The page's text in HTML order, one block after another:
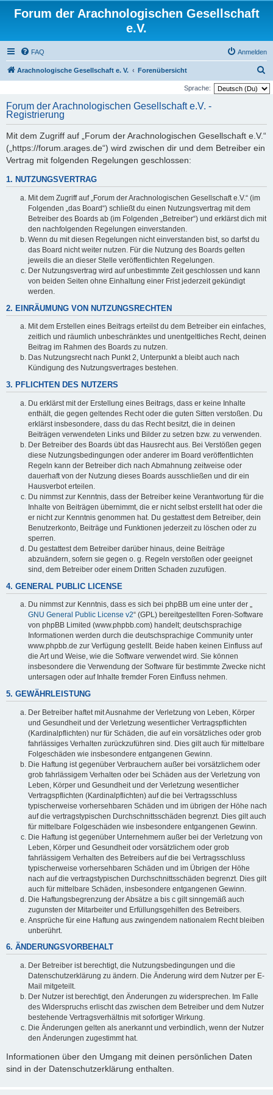
Forum der Arachnologischen Gesellschaft
e.V.
FAQ Anmelden
Arachnologische Gesellschaft e. V. Forenübersicht
u
Sprache:
Forum der Arachnologischen Gesellschaft e.V. -
Registrierung
Mit dem Zugriff auf „Forum der Arachnologischen Gesellschaft e.V.“
(„https://forum.arages.de“) wird zwischen dir und dem Betreiber ein
Vertrag mit folgenden Regelungen geschlossen:
1. NUTZUNGSVERTRAG
Mit dem Zugriff auf „Forum der Arachnologischen Gesellschaft e.V.“ (im
Folgenden „das Board“) schließt du einen Nutzungsvertrag mit dem
Betreiber des Boards ab (im Folgenden „Betreiber“) und erklärst dich mit
den nachfolgenden Regelungen einverstanden.
Wenn du mit diesen Regelungen nicht einverstanden bist, so darfst du
das Board nicht weiter nutzen. Für die Nutzung des Boards gelten
jeweils die an dieser Stelle veröffentlichten Regelungen.
Der Nutzungsvertrag wird auf unbestimmte Zeit geschlossen und kann
von beiden Seiten ohne Einhaltung einer Frist jederzeit gekündigt
werden.
2. EINRÄUMUNG VON NUTZUNGSRECHTEN
Mit dem Erstellen eines Beitrags erteilst du dem Betreiber ein einfaches,
zeitlich und räumlich unbeschränktes und unentgeltliches Recht, deinen
Beitrag im Rahmen des Boards zu nutzen.
Das Nutzungsrecht nach Punkt 2, Unterpunkt a bleibt auch nach
Kündigung des Nutzungsvertrages bestehen.
3. PFLICHTEN DES NUTZERS
Du erklärst mit der Erstellung eines Beitrags, dass er keine Inhalte
enthält, die gegen geltendes Recht oder die guten Sitten verstoßen. Du
erklärst insbesondere, dass du das Recht besitzt, die in deinen
Beiträgen verwendeten Links und Bilder zu setzen bzw. zu verwenden.
Der Betreiber des Boards übt das Hausrecht aus. Bei Verstößen gegen
diese Nutzungsbedingungen oder anderer im Board veröffentlichten
Regeln kann der Betreiber dich nach Abmahnung zeitweise oder
dauerhaft von der Nutzung dieses Boards ausschließen und dir ein
Hausverbot erteilen.
Du nimmst zur Kenntnis, dass der Betreiber keine Verantwortung für die
Inhalte von Beiträgen übernimmt, die er nicht selbst erstellt hat oder die
er nicht zur Kenntnis genommen hat. Du gestattest dem Betreiber, dein
Benutzerkonto, Beiträge und Funktionen jederzeit zu löschen oder zu
sperren.
Du gestattest dem Betreiber darüber hinaus, deine Beiträge
abzuändern, sofern sie gegen o. g. Regeln verstoßen oder geeignet
sind, dem Betreiber oder einem Dritten Schaden zuzufügen.
4. GENERAL PUBLIC LICENSE
Du nimmst zur Kenntnis, dass es sich bei phpBB um eine unter der „
GNU General Public License v2“ (GPL) bereitgestellten Foren-Software
von phpBB Limited (www.phpbb.com) handelt; deutschsprachige
Informationen werden durch die deutschsprachige Community unter
www.phpbb.de zur Verfügung gestellt. Beide haben keinen Einfluss auf
die Art und Weise, wie die Software verwendet wird. Sie können
insbesondere die Verwendung der Software für bestimmte Zwecke nicht
untersagen oder auf Inhalte fremder Foren Einfluss nehmen.
5. GEWÄHRLEISTUNG
Der Betreiber haftet mit Ausnahme der Verletzung von Leben, Körper
und Gesundheit und der Verletzung wesentlicher Vertragspflichten
(Kardinalpflichten) nur für Schäden, die auf ein vorsätzliches oder grob
fahrlässiges Verhalten zurückzuführen sind. Dies gilt auch für mittelbare
Folgeschäden wie insbesondere entgangenen Gewinn.
Die Haftung ist gegenüber Verbrauchern außer bei vorsätzlichem oder
grob fahrlässigem Verhalten oder bei Schäden aus der Verletzung von
Leben, Körper und Gesundheit und der Verletzung wesentlicher
Vertragspflichten (Kardinalpflichten) auf die bei Vertragsschluss
typischerweise vorhersehbaren Schäden und im übrigen der Höhe nach
auf die vertragstypischen Durchschnittsschäden begrenzt. Dies gilt auch
für mittelbare Folgeschäden wie insbesondere entgangenen Gewinn.
Die Haftung ist gegenüber Unternehmern außer bei der Verletzung von
Leben, Körper und Gesundheit oder vorsätzlichem oder grob
fahrlässigem Verhalten des Betreibers auf die bei Vertragsschluss
typischerweise vorhersehbaren Schäden und im Übrigen der Höhe
nach auf die vertragstypischen Durchschnittsschäden begrenzt. Dies gilt
auch für mittelbare Schäden, insbesondere entgangenen Gewinn.
Die Haftungsbegrenzung der Absätze a bis c gilt sinngemäß auch
zugunsten der Mitarbeiter und Erfüllungsgehilfen des Betreibers.
Ansprüche für eine Haftung aus zwingendem nationalem Recht bleiben
unberührt.
6. ÄNDERUNGSVORBEHALT
Der Betreiber ist berechtigt, die Nutzungsbedingungen und die
Datenschutzerklärung zu ändern. Die Änderung wird dem Nutzer per E-
Mail mitgeteilt.
Der Nutzer ist berechtigt, den Änderungen zu widersprechen. Im Falle
des Widerspruchs erlischt das zwischen dem Betreiber und dem Nutzer
bestehende Vertragsverhältnis mit sofortiger Wirkung.
Die Änderungen gelten als anerkannt und verbindlich, wenn der Nutzer
den Änderungen zugestimmt hat.
Informationen über den Umgang mit deinen persönlichen Daten
sind in der Datenschutzerklärung enthalten.